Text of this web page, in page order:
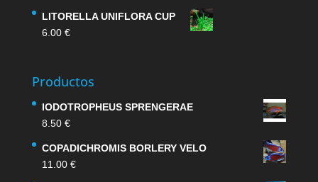
LITORELLA UNIFLORA CUP
6.00 €
Productos
IODOTROPHEUS SPRENGERAE
8.50 €
COPADICHROMIS BORLERY VELO
11.00 €